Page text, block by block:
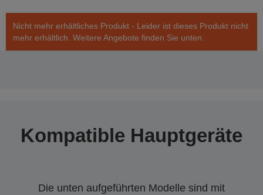
Nicht mehr erhältliches Produkt - Leider ist dieses Produkt nicht
mehr erhältlich. Weitere Angebote finden Sie unten.
Kompatible Hauptgeräte
Die unten aufgeführten Modelle sind mit